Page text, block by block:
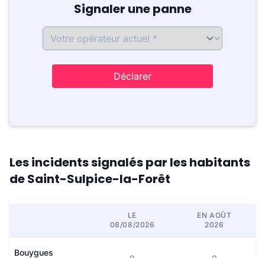
Signaler une panne
Déclarer
Les incidents signalés par les habitants
de Saint-Sulpice-la-Forêt
LE
08/08/2026
EN AOÛT
2026
Bouygues